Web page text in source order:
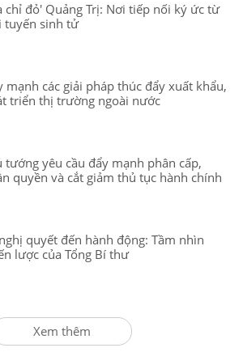
chỉ đỏ' Quảng Trị: Nơi tiếp nối ký ức từ
tuyến sinh tử
mạnh các giải pháp thúc đẩy xuất khẩu,
triển thị trường ngoài nước
tướng yêu cầu đẩy mạnh phân cấp,
quyền và cắt giảm thủ tục hành chính
quyết đến hành động: Tầm nhìn
lược của Tổng Bí thư
Xem thêm